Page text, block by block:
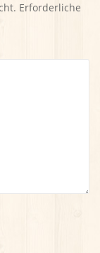
Erforderliche